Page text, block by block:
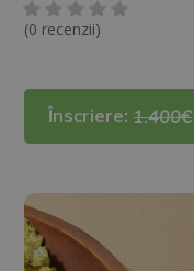
(0 recenzii)
Înscriere:1.400€